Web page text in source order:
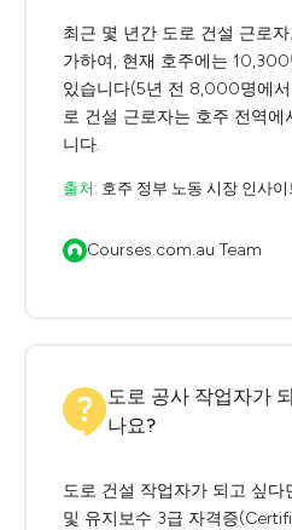
최근 몇 년간 도로 건설 근로
가하여, 현재 호주에는
있습니다(5년 전 8,000명에
로 건설 근로자는 호주 전역
니다.
출처: 호주 정부 노동 시장 인사이
Courses.com.au Team
도로 공사 작업자가
나요?
도로 건설 작업자가 되고 싶다
및 유지보수 3급 자격증